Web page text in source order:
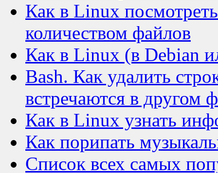
Как в Linux
количеством файлов
Как в Linux (в Debian
Bash. Как удалить
встречаются в другом
Как в Linux узнать
Как порипать
Список всех самых